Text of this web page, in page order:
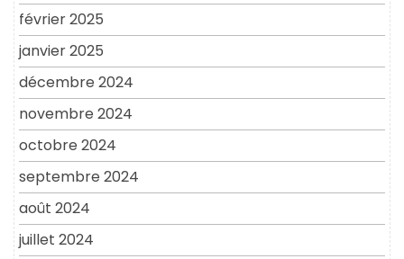
février 2025
janvier 2025
décembre 2024
novembre 2024
octobre 2024
septembre 2024
août 2024
juillet 2024